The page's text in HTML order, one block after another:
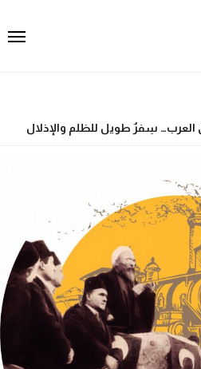
العرب… سِفرٌ طويل للظلم والإذلال